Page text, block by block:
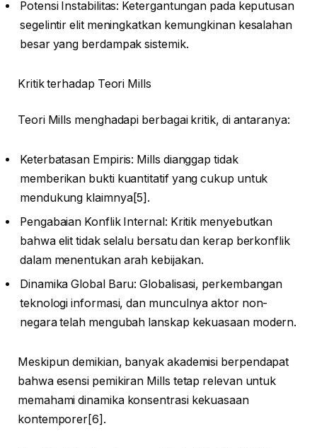
Potensi Instabilitas: Ketergantungan pada keputusan
segelintir elit meningkatkan kemungkinan kesalahan
besar yang berdampak sistemik.
Kritik terhadap Teori Mills
Teori Mills menghadapi berbagai kritik, di antaranya:
Keterbatasan Empiris: Mills dianggap tidak
memberikan bukti kuantitatif yang cukup untuk
mendukung klaimnya[5].
Pengabaian Konflik Internal: Kritik menyebutkan
bahwa elit tidak selalu bersatu dan kerap berkonflik
dalam menentukan arah kebijakan.
Dinamika Global Baru: Globalisasi, perkembangan
teknologi informasi, dan munculnya aktor non-
negara telah mengubah lanskap kekuasaan modern.
Meskipun demikian, banyak akademisi berpendapat
bahwa esensi pemikiran Mills tetap relevan untuk
memahami dinamika konsentrasi kekuasaan
kontemporer[6].